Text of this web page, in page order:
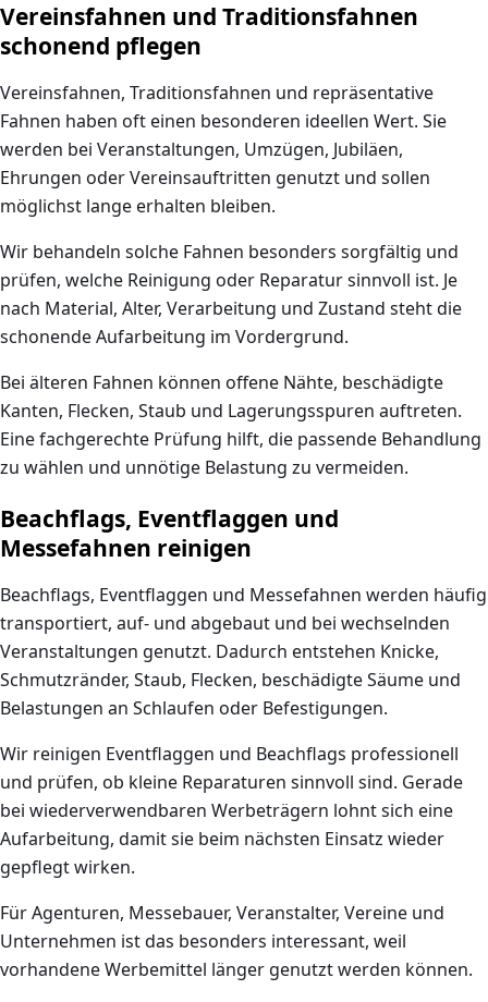
Vereinsfahnen und Traditionsfahnen
schonend pflegen
Vereinsfahnen, Traditionsfahnen und repräsentative
Fahnen haben oft einen besonderen ideellen Wert. Sie
werden bei Veranstaltungen, Umzügen, Jubiläen,
Ehrungen oder Vereinsauftritten genutzt und sollen
möglichst lange erhalten bleiben.
Wir behandeln solche Fahnen besonders sorgfältig und
prüfen, welche Reinigung oder Reparatur sinnvoll ist. Je
nach Material, Alter, Verarbeitung und Zustand steht die
schonende Aufarbeitung im Vordergrund.
Bei älteren Fahnen können offene Nähte, beschädigte
Kanten, Flecken, Staub und Lagerungsspuren auftreten.
Eine fachgerechte Prüfung hilft, die passende Behandlung
zu wählen und unnötige Belastung zu vermeiden.
Beachflags, Eventflaggen und
Messefahnen reinigen
Beachflags, Eventflaggen und Messefahnen werden häufig
transportiert, auf- und abgebaut und bei wechselnden
Veranstaltungen genutzt. Dadurch entstehen Knicke,
Schmutzränder, Staub, Flecken, beschädigte Säume und
Belastungen an Schlaufen oder Befestigungen.
Wir reinigen Eventflaggen und Beachflags professionell
und prüfen, ob kleine Reparaturen sinnvoll sind. Gerade
bei wiederverwendbaren Werbeträgern lohnt sich eine
Aufarbeitung, damit sie beim nächsten Einsatz wieder
gepflegt wirken.
Für Agenturen, Messebauer, Veranstalter, Vereine und
Unternehmen ist das besonders interessant, weil
vorhandene Werbemittel länger genutzt werden können.